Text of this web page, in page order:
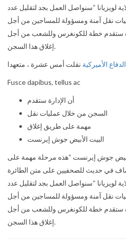
لويزيانا “سنواصل العمل بجد لتقليل عدد
نقل آمنة ومسؤولة للمساجين من أجل
ستقدم خطة للكونغرس وللشعب من أجل
إغلاق هذا السجن.
الأميركية نقلت أمس عشرة ، متعهدا
Fusce dapibus, tellus ac
أن الإدارة ستقدم
السجن من خلال عمليات نقل
مهمة على طريق إغلاق
البيت الأبيض جوش إيرنست
جوش إيرنست “هذه مرحلة مهمة على
في حديث للصحفيين على متن الطائرة
لويزيانا “سنواصل العمل بجد لتقليل عدد
نقل آمنة ومسؤولة للمساجين من أجل
ستقدم خطة للكونغرس وللشعب من أجل
إغلاق هذا السجن.